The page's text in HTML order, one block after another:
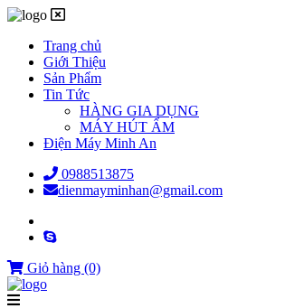
Trang chủ
Giới Thiệu
Sản Phẩm
Tin Tức
HÀNG GIA DỤNG
MÁY HÚT ẨM
Điện Máy Minh An
0988513875
dienmayminhan@gmail.com
Giỏ hàng (0)